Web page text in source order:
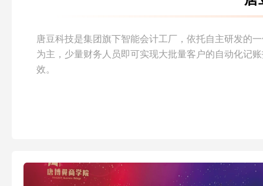
唐豆科技是集团旗下智能会计工厂，依托自主研发的
为主，少量财务人员即可实现大批量客户的自动化记
效。